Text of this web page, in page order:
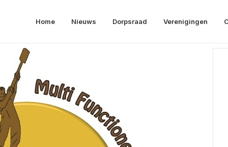
Home Nieuws Dorpsraad Verenigingen